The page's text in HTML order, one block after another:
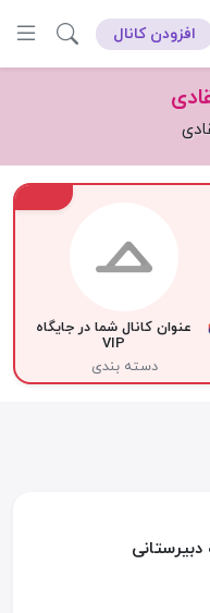
افزودن کانال
عنوان کانال شما در جایگاه
VIP
دسته بندی
دبیرستانی